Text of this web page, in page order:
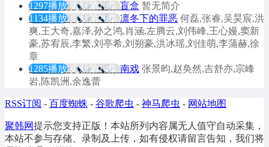
1297播放 更新第13集 盲盒 暂无简介
1134播放 更新第26集 凛冬下的罪恶 何磊,张睿,吴昊宸,洪
爽,王大奇,嘉泽,孙之鸿,肖涵,左腾云,刘伟峰,王心嫚,窦新
豪,苏宥辰,李繁,刘亭希,刘朔豪,洪冰瑶,刘佳萌,李蒲赫,徐
章
1285播放 更新第14集 南戏 张景昀,赵奂然,吉舒亦,宗峰
岩,陈凯洲,余逸蕾
RSS订阅 - 百度蜘蛛 - 谷歌爬虫 - 神马爬虫 - 网站地图
聚韩网提示您支持正版！本站所列内容属无人值守自动采集，
本站不参与存储、录制及上传，如有侵权请留言告知，我们将